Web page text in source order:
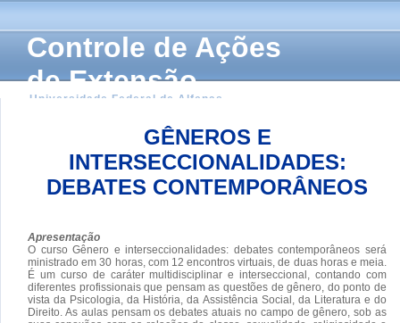
Controle de Ações
de Extensão
Universidade Federal de Alfenas
GÊNEROS E
INTERSECCIONALIDADES:
DEBATES CONTEMPORÂNEOS
Apresentação
O curso Gênero e interseccionalidades: debates contemporâneos será
ministrado em 30 horas, com 12 encontros virtuais, de duas horas e meia.
É um curso de caráter multidisciplinar e interseccional, contando com
diferentes profissionais que pensam as questões de gênero, do ponto de
vista da Psicologia, da História, da Assistência Social, da Literatura e do
Direito. As aulas pensam os debates atuais no campo de gênero, sob as